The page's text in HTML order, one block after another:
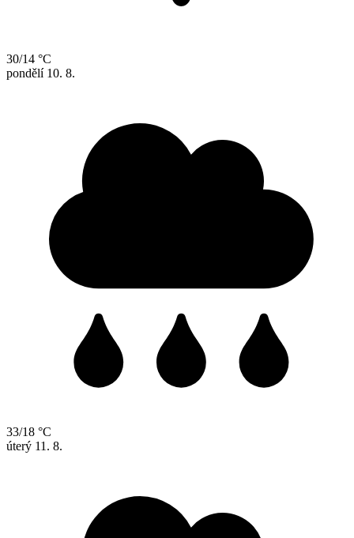
30/14 °C
pondělí 10. 8.
33/18 °C
úterý 11. 8.